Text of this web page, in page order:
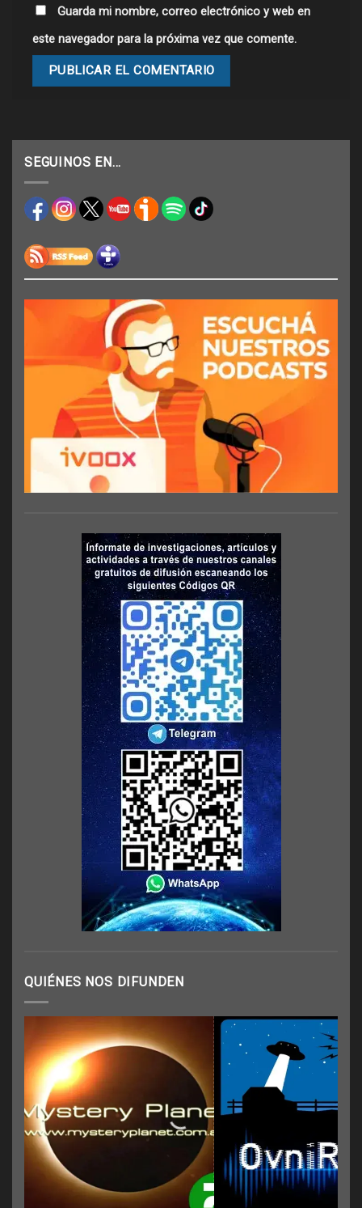
Guarda mi nombre, correo electrónico y web en
este navegador para la próxima vez que comente.
SEGUINOS EN…
QUIÉNES NOS DIFUNDEN